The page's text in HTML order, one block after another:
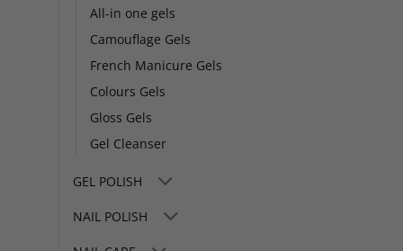
All-in one gels
Camouflage Gels
French Manicure Gels
Colours Gels
Gloss Gels
Gel Cleanser
GEL POLISH
NAIL POLISH